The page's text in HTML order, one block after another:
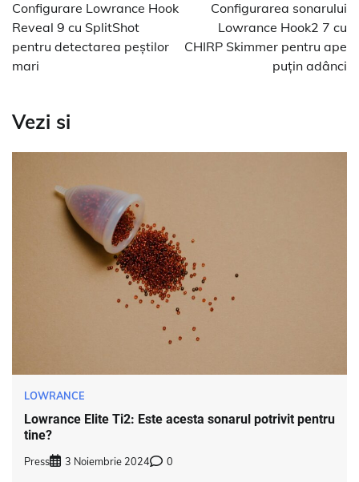
articole
Configurare Lowrance Hook
Reveal 9 cu SplitShot
pentru detectarea peștilor
mari
Configurarea sonarului
Lowrance Hook2 7 cu
CHIRP Skimmer pentru ape
puțin adânci
Vezi si
LOWRANCE
Lowrance Elite Ti2: Este acesta sonarul potrivit pentru
tine?
Press 3 Noiembrie 2024 0